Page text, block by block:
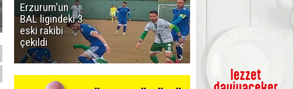
Erzurum'un
BAL ligindeki 3
eski rakibi
çekildi
Manyak
mısınız siz
oğlum ya?